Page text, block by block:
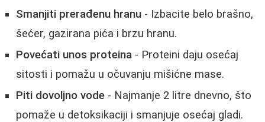
Smanjiti prerađenu hranu - Izbacite belo brašno,
šećer, gazirana pića i brzu hranu.
Povećati unos proteina - Proteini daju osećaj
sitosti i pomažu u očuvanju mišićne mase.
Piti dovoljno vode - Najmanje 2 litre dnevno, što
pomaže u detoksikaciji i smanjuje osećaj gladi.